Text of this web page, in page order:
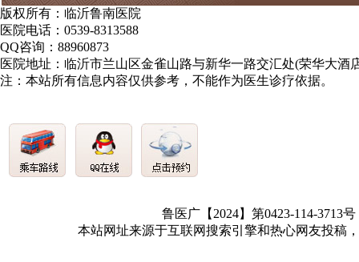
版权所有：临沂鲁南医院
医院电话：0539-8313588
QQ咨询：88960873
医院地址：临沂市兰山区金雀山路与新华一路交汇处(荣华大酒
注：本站所有信息内容仅供参考，不能作为医生诊疗依据。
鲁医广【2024】第0423-114-3713
本站网址来源于互联网搜索引擎和热心网友投稿